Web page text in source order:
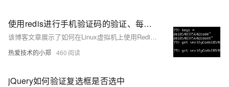
使用redis进行手机验证码的验证、每天只能发送三次验证码 （redis安装在虚拟机linux系统中）
该博客文章展示了如何在Linux虚拟机上使用Redis和Jedis客户端实现手机验证码的验证功能，包括验证码的生成、存储、验证以及限制每天发送次数的逻辑，并提供了测试结果截图。
热爱技术的小郑 460
jQuery如何验证复选框是否选中